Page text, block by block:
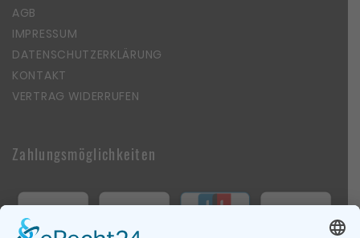
AGB
IMPRESSUM
DATENSCHUTZERKLÄRUNG
KONTAKT
VERTRAG WIDERRUFEN
Zahlungsmöglichkeiten